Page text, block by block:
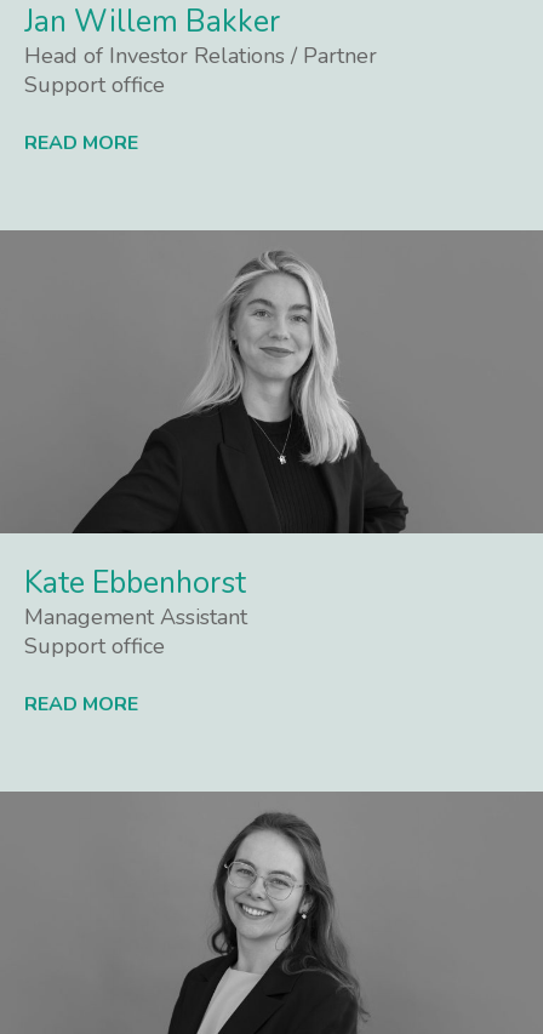
Jan Willem Bakker
Head of Investor Relations / Partner
Support office
READ MORE
Kate Ebbenhorst
Management Assistant
Support office
READ MORE